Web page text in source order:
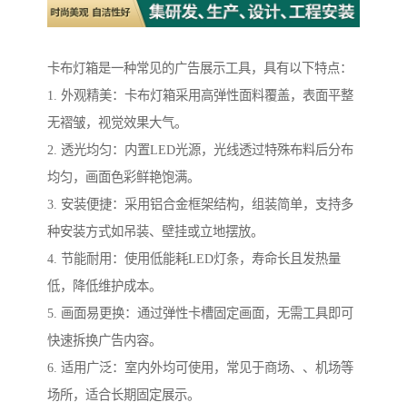
卡布灯箱是一种常见的广告展示工具，具有以下特点：
1. 外观精美：卡布灯箱采用高弹性面料覆盖，表面平整
无褶皱，视觉效果大气。
2. 透光均匀：内置LED光源，光线透过特殊布料后分布
均匀，画面色彩鲜艳饱满。
3. 安装便捷：采用铝合金框架结构，组装简单，支持多
种安装方式如吊装、壁挂或立地摆放。
4. 节能耐用：使用低能耗LED灯条，寿命长且发热量
低，降低维护成本。
5. 画面易更换：通过弹性卡槽固定画面，无需工具即可
快速拆换广告内容。
6. 适用广泛：室内外均可使用，常见于商场、、机场等
场所，适合长期固定展示。